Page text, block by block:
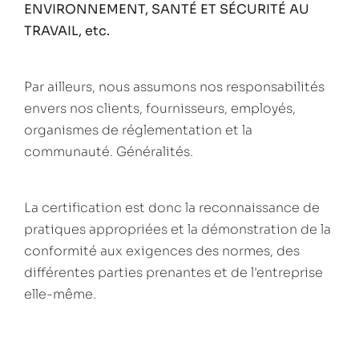
ENVIRONNEMENT, SANTÉ ET SÉCURITÉ AU
TRAVAIL, etc.
Par ailleurs, nous assumons nos responsabilités
envers nos clients, fournisseurs, employés,
organismes de réglementation et la
communauté. Généralités.
La certification est donc la reconnaissance de
pratiques appropriées et la démonstration de la
conformité aux exigences des normes, des
différentes parties prenantes et de l'entreprise
elle-même.